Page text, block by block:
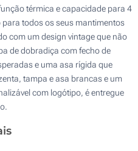
térmica e capacidade para 4
todos os seus mantimentos
com um design vintage que não
de dobradiça com fecho de
e uma asa rígida que
tampa e asa brancas e um
com logótipo, é entregue